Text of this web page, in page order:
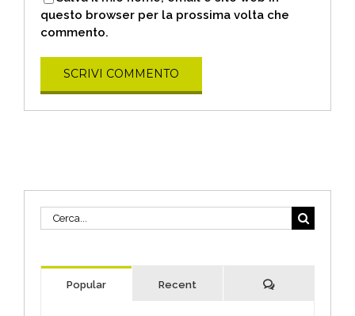
questo browser per la prossima volta che
commento.
Cerca
per:
Popular Recent Commenti